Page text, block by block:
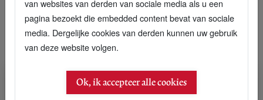
P+ brengt het nieuws over een duurzame
toekomst
van websites van derden van sociale media als u een
pagina bezoekt die embedded content bevat van sociale
media. Dergelijke cookies van derden kunnen uw gebruik
van deze website volgen.
Ok, ik accepteer alle cookies